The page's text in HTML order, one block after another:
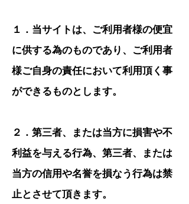
１．当サイトは、ご利用者様の便宜
に供する為のものであり、ご利用者
様ご自身の責任において利用頂く事
ができるものとします。
２．第三者、または当方に損害や不
利益を与える行為、第三者、または
当方の信用や名誉を損なう行為は禁
止とさせて頂きます。